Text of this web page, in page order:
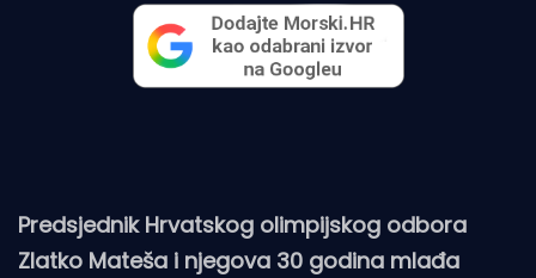
Predsjednik Hrvatskog olimpijskog odbora
Zlatko Mateša i njegova 30 godina mlađa